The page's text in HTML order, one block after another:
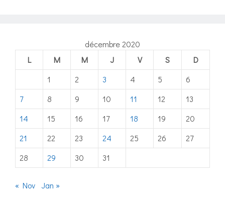
décembre 2020
L
M M J V S
D
1
2 3 4 5
6
7
8 9 10 11 12
13
14
15 16 17 18 19
20
21
22 23 24 25 26
27
28
29 30 31
« Nov Jan »